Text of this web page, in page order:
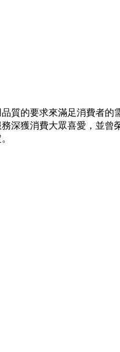
質的要求來滿足消費者
深獲消費大眾喜愛，並